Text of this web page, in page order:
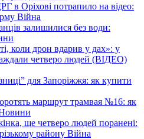
в Оріхові потрапило на відео:
Війна
залишилися без води:
коли дрон вдарив у дах»: у
четверо людей (ВІДЕО)
для Запоріжжя: як купити
маршрут трамвая №16: як
ще четверо людей поранені:
району Війна